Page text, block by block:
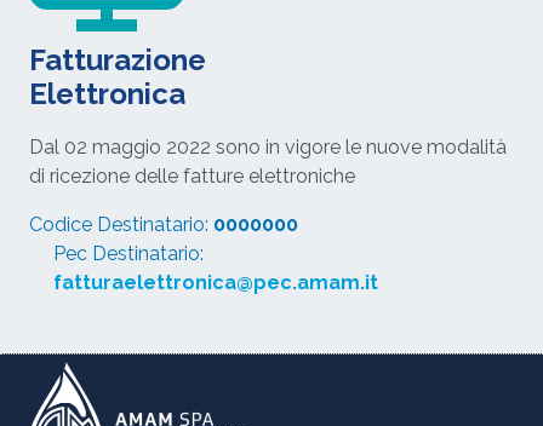
Fatturazione
Elettronica
Dal 02 maggio 2022 sono in vigore le nuove modalità
di ricezione delle fatture elettroniche
Codice Destinatario: 0000000
Pec Destinatario:
fatturaelettronica@pec.amam.it